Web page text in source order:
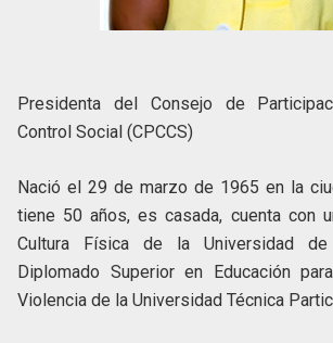
Presidenta del Consejo de
Control Social (CPCCS)
Nació el 29 de marzo de 1965 en la
tiene 50 años, es casada, cuenta con
Cultura Física de la Universidad
Diplomado Superior en Educación
Violencia de la Universidad Técnica